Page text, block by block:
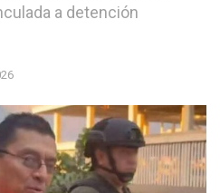
a detención